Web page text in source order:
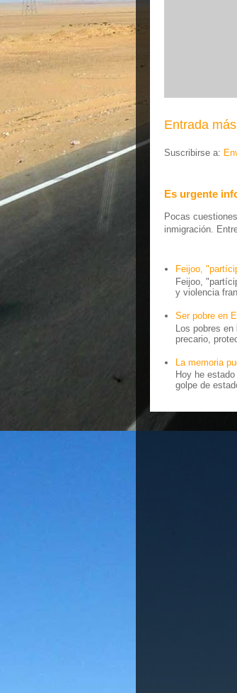
Entrada
Suscribirse a:
Es urgente
Pocas
inmigración.
Feijoo,
Feijoo,
y violencia
Ser pobre en
Los pobres
precario,
La memoria
Hoy he
golpe de